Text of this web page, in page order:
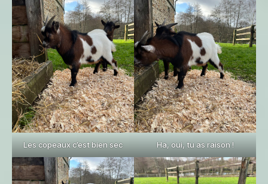
Les copeaux c’est bien sec Ha, oui, tu as raison !